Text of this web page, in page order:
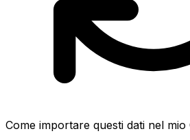
Come importare questi dati nel mio